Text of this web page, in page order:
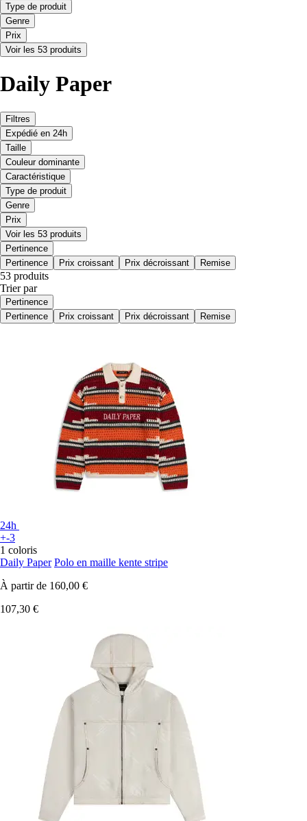
Type de produit
Genre
Prix
Voir les 53 produits
Daily Paper
Filtres
Expédié en 24h
Taille
Couleur dominante
Caractéristique
Type de produit
Genre
Prix
Voir les 53 produits
Pertinence
Pertinence
Prix croissant Prix décroissant Remise
53 produits
Trier par
Pertinence
Pertinence
Prix croissant Prix décroissant Remise
24h
+-3
1 coloris
Daily Paper Polo en maille kente stripe
À partir de 160,00 €
107,30 €